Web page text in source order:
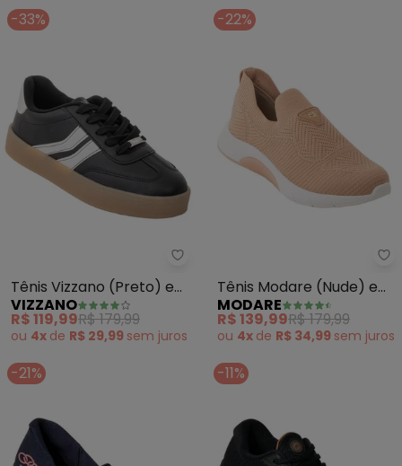
-33%
Vizzano - Tênis Vizzano
Tênis Vizzano (Preto) em
Sintético
VIZZANO
R$ 119,99R$ 179,99
ou 4x de R$ 29,99 sem juros
-22%
Tênis Modare (Nude) em
Tecido
MODARE
R$ 139,99R$ 179,99
ou 4x de R$ 34,99 sem juros
-21% -11%